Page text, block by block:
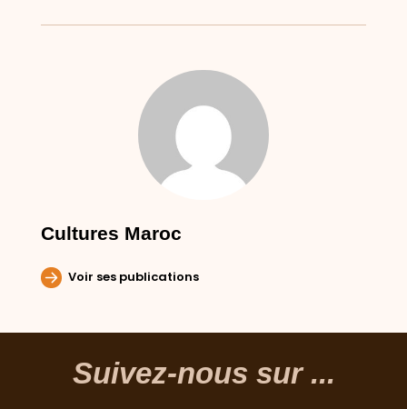
Cultures Maroc
Voir ses publications
Suivez-nous sur ...